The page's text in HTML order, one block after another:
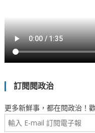
訂閱閱政治
更多新鮮事，都在閱政治！